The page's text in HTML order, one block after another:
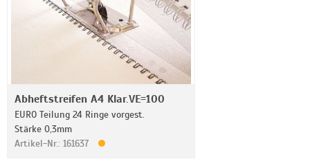
Abheftstreifen A4 Klar.VE=100
EURO Teilung 24 Ringe vorgest.
Stärke 0,3mm
Artikel-Nr.: 161637